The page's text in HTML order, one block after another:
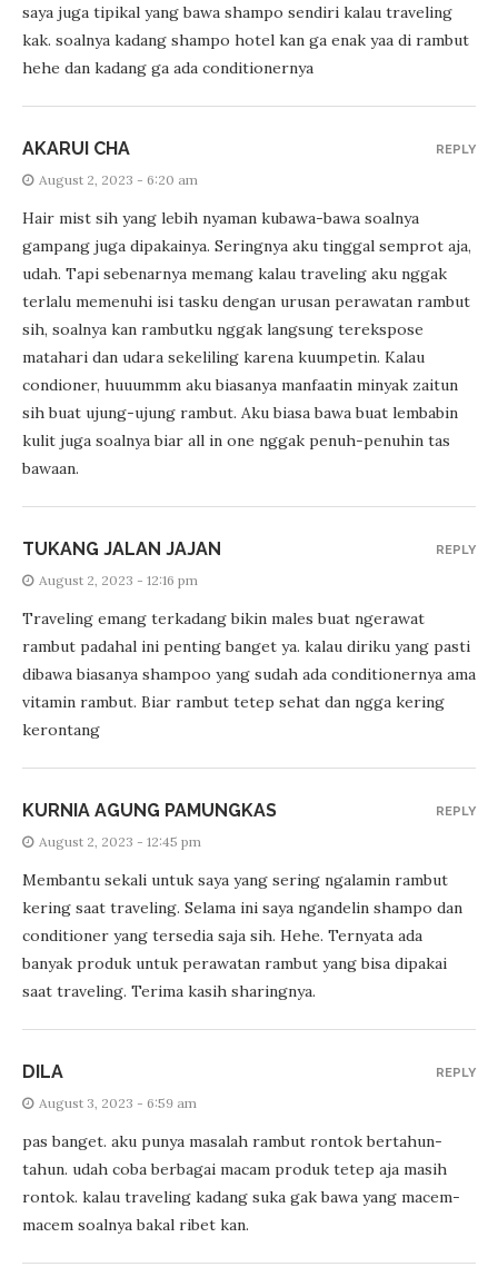
saya juga tipikal yang bawa shampo sendiri kalau traveling
kak. soalnya kadang shampo hotel kan ga enak yaa di rambut
hehe dan kadang ga ada conditionernya
AKARUI CHA
August 2, 2023 - 6:20 am
Hair mist sih yang lebih nyaman kubawa-bawa soalnya
gampang juga dipakainya. Seringnya aku tinggal semprot aja,
udah. Tapi sebenarnya memang kalau traveling aku nggak
terlalu memenuhi isi tasku dengan urusan perawatan rambut
sih, soalnya kan rambutku nggak langsung terekspose
matahari dan udara sekeliling karena kuumpetin. Kalau
condioner, huuummm aku biasanya manfaatin minyak zaitun
sih buat ujung-ujung rambut. Aku biasa bawa buat lembabin
kulit juga soalnya biar all in one nggak penuh-penuhin tas
bawaan.
REPLY
TUKANG JALAN JAJAN
August 2, 2023 - 12:16 pm
Traveling emang terkadang bikin males buat ngerawat
rambut padahal ini penting banget ya. kalau diriku yang pasti
dibawa biasanya shampoo yang sudah ada conditionernya ama
vitamin rambut. Biar rambut tetep sehat dan ngga kering
kerontang
REPLY
KURNIA AGUNG PAMUNGKAS
August 2, 2023 - 12:45 pm
Membantu sekali untuk saya yang sering ngalamin rambut
kering saat traveling. Selama ini saya ngandelin shampo dan
conditioner yang tersedia saja sih. Hehe. Ternyata ada
banyak produk untuk perawatan rambut yang bisa dipakai
saat traveling. Terima kasih sharingnya.
REPLY
DILA
August 3, 2023 - 6:59 am
pas banget. aku punya masalah rambut rontok bertahun-
tahun. udah coba berbagai macam produk tetep aja masih
rontok. kalau traveling kadang suka gak bawa yang macem-
macem soalnya bakal ribet kan.
REPLY